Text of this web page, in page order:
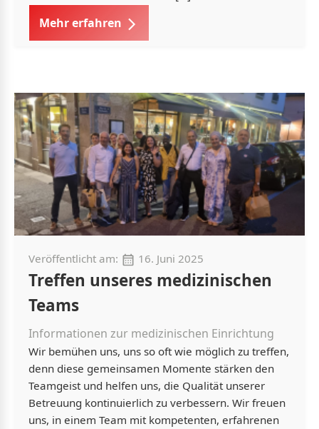
Mehr erfahren
Veröffentlicht am: 16. Juni 2025
Treffen unseres medizinischen
Teams
Informationen zur medizinischen Einrichtung
Wir bemühen uns, uns so oft wie möglich zu treffen,
denn diese gemeinsamen Momente stärken den
Teamgeist und helfen uns, die Qualität unserer
Betreuung kontinuierlich zu verbessern. Wir freuen
uns, in einem Team mit kompetenten, erfahrenen